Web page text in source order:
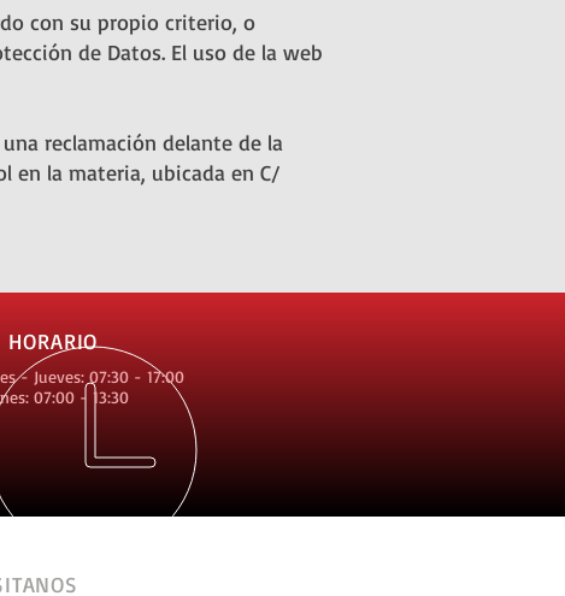
con su propio criterio, o
de Datos. El uso de la web
reclamación delante de la
en la materia, ubicada en C/
HORARIO
- Jueves: 07:30 - 17:00
07:00 - 13:30